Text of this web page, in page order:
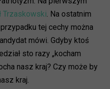
Trzaskowski. Na ostatnim
tej cechy można
mówi. Gdyby ktoś
sto razy „kocham
nasz kraj? Czy może by
kraj.